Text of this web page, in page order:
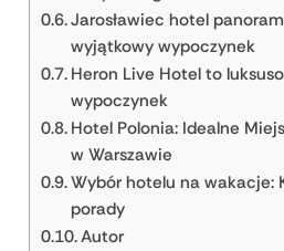
Jarosławiec hotel
wyjątkowy wypoczynek
Heron Live Hotel to
wypoczynek
Hotel Polonia: Idealne
w Warszawie
Wybór hotelu na wakacje:
porady
Autor